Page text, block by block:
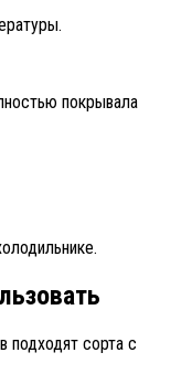
покрывала
подходят сорта с